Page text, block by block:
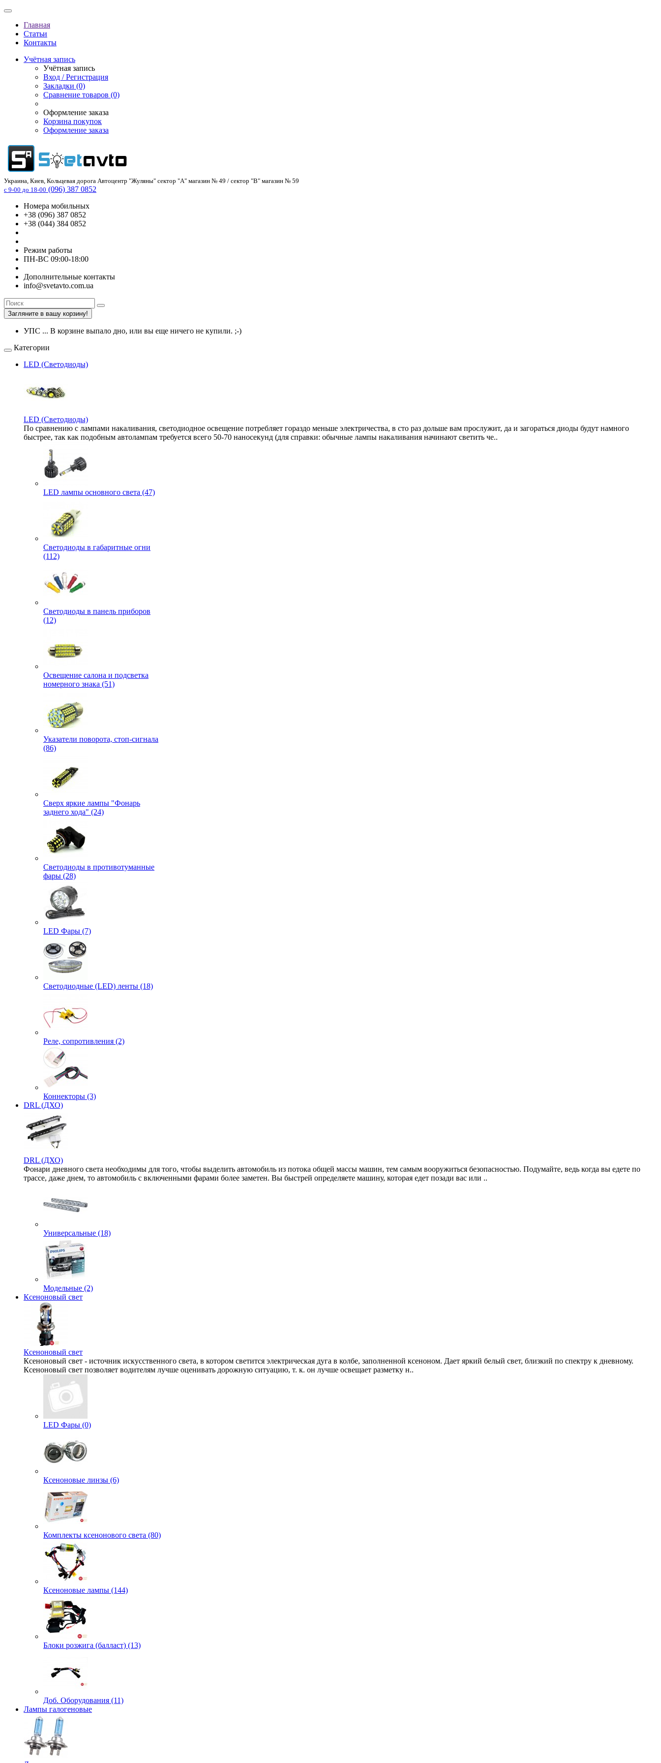
Главная
Статьи
Контакты
Учётная запись
Учётная запись
Вход / Регистрация
Закладки (0)
Сравнение товаров (0)
Оформление заказа
Корзина покупок
Оформление заказа
Украина, Киев, Кольцевая дорога Автоцентр "Жуляны" сектор "А" магазин № 49 / сектор "В" магазин № 59
с 9-00 до 18-00 (096) 387 0852
Номера мобильных
+38 (096) 387 0852
+38 (044) 384 0852
Режим работы
ПН-ВС 09:00-18:00
Дополнительные контакты
info@svetavto.com.ua
Загляните в вашу корзину!
УПС ... В корзине выпало дно, или вы еще ничего не купили. ;-)
Категории
LED (Светодиоды)
LED (Светодиоды)
По сравнению с лампами накаливания, светодиодное освещение потребляет гораздо меньше электричества, в сто раз дольше вам прослужит, да и загораться диоды будут намного
быстрее, так как подобным автолампам требуется всего 50-70 наносекунд (для справки: обычные лампы накаливания начинают светить че..
LED лампы основного света (47)
Светодиоды в габаритные огни
(112)
Светодиоды в панель приборов
(12)
Освещение салона и подсветка
номерного знака (51)
Указатели поворота, стоп-сигнала
(86)
Сверх яркие лампы "Фонарь
заднего хода" (24)
Светодиоды в противотуманные
фары (28)
LED Фары (7)
Светодиодные (LED) ленты (18)
Реле, сопротивления (2)
Коннекторы (3)
DRL (ДХО)
DRL (ДХО)
Фонари дневного света необходимы для того, чтобы выделить автомобиль из потока общей массы машин, тем самым вооружиться безопасностью. Подумайте, ведь когда вы едете по
трассе, даже днем, то автомобиль с включенными фарами более заметен. Вы быстрей определяете машину, которая едет позади вас или ..
Универсальные (18)
Модельные (2)
Ксеноновый свет
Ксеноновый свет
Ксеноновый свет - источник искусственного света, в котором светится электрическая дуга в колбе, заполненной ксеноном. Дает яркий белый свет, близкий по спектру к дневному.
Ксеноновый свет позволяет водителям лучше оценивать дорожную ситуацию, т. к. он лучше освещает разметку н..
LED Фары (0)
Ксеноновые линзы (6)
Комплекты ксенонового света (80)
Ксеноновые лампы (144)
Блоки розжига (балласт) (13)
Доб. Оборудования (11)
Лампы галогеновые